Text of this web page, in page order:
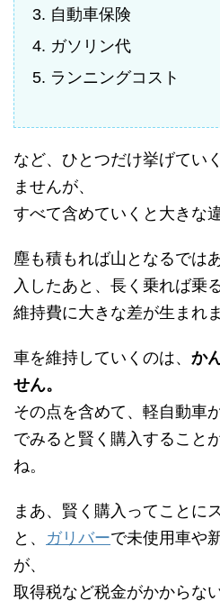
自動車保険
ガソリン代
ランニングコスト
など、ひとつだけ挙げてい
ませんが、
すべて含めていくと大きな
塵も積もれば山となるでは
入したあと、長く乗れば乗
維持費に大きな差が生まれま
車を維持していくのは、 か
せん。
その点を含めて、軽自動車
でみると賢く購入すること
ね。
まあ、賢く購入ってことに
と、 ガリバーで未使用車や
が、
取得税など税金がかからな